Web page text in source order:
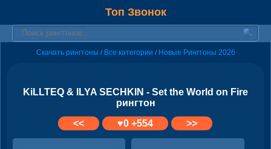
Топ Звонок
Скачать рингтоны / Все категории / Новые Рингтоны 2026
KiLLTEQ & ILYA SECHKIN - Set the World on Fire
рингтон
<<
♥0+554 >>